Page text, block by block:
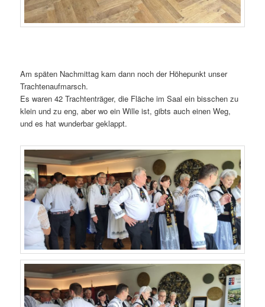
Am späten Nachmittag kam dann noch der Höhepunkt unser
Trachtenaufmarsch.
Es waren 42 Trachtenträger, die Fläche im Saal ein bisschen zu
klein und zu eng, aber wo ein Wille ist, gibts auch einen Weg,
und es hat wunderbar geklappt.